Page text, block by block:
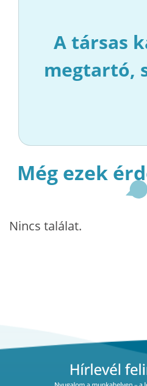
A társas
megtartó,
Még ezek
Nincs találat.